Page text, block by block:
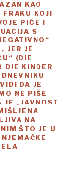
KAO
KOJI
PIĆE I
S
JER JE
(DIE
DIE KINDER
DA JE
NE PIŠE
JE „JAVNOST
NA
ŠTO JE U